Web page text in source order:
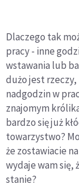
Dlaczego tak
pracy - inne
wstawania lub
dużo jest
nadgodzin w
znajomym
bardzo się już
towarzystwo?
że zostawiacie
wydaje wam się,
stanie?